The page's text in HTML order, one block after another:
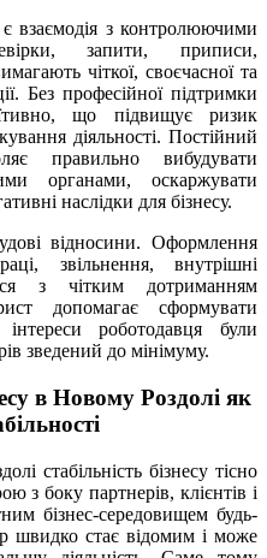
з контролюючими
запити, приписи,
чіткої, своєчасної та
Без професійної підтримки
що підвищує ризик
діяльності. Постійний
правильно вибудувати
органами, оскаржувати
наслідки для бізнесу.
відносини. Оформлення
звільнення, внутрішні
з чітким дотриманням
допомагає сформувати
роботодавця були
зведений до мінімуму.
в Новому Роздолі як
стабільність бізнесу тісно
з боку партнерів, клієнтів і
бізнес-середовищем будь-
швидко стає відомим і може